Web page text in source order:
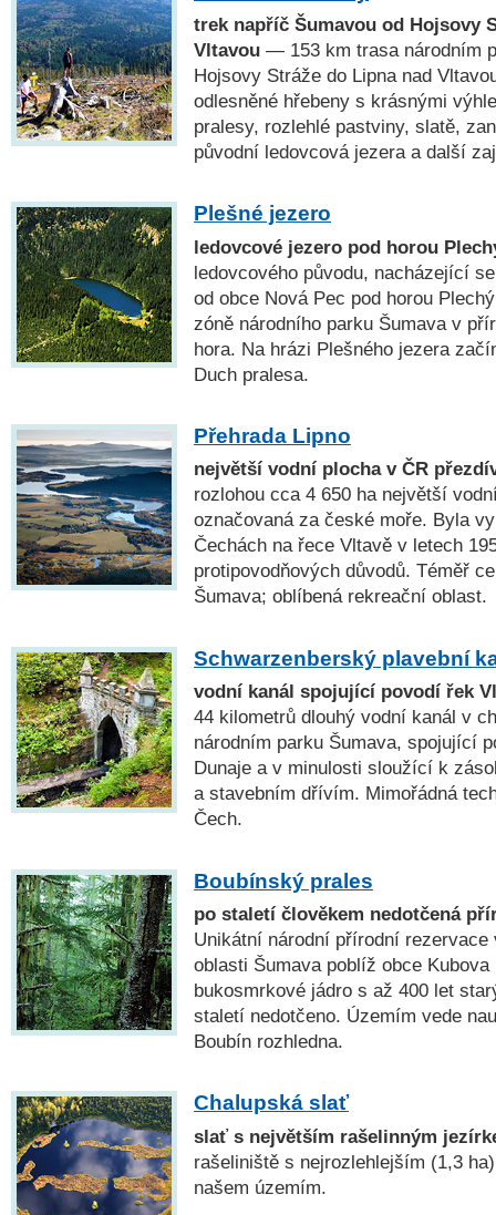
trek napříč Šumavou od Hojsovy
Vltavou — 153 km trasa národním
Hojsovy Stráže do Lipna nad
odlesněné hřebeny s krásnými
pralesy, rozlehlé pastviny, slatě,
původní ledovcová jezera a další
Plešné jezero
ledovcové jezero pod horou
ledovcového původu, nacházející
od obce Nová Pec pod horou
zóně národního parku Šumava v
hora. Na hrázi Plešného jezera
Duch pralesa.
Přehrada Lipno
největší vodní plocha v ČR
rozlohou cca 4 650 ha největší
označovaná za české moře. Byla
Čechách na řece Vltavě v letech
protipovodňových důvodů. Téměř
Šumava; oblíbená rekreační oblast.
Schwarzenberský plavební
vodní kanál spojující povodí řek
44 kilometrů dlouhý vodní kanál v
národním parku Šumava, spojující
Dunaje a v minulosti sloužící k
a stavebním dřívím. Mimořádná
Čech.
Boubínský prales
po staletí člověkem nedotčená
Unikátní národní přírodní rezervace
oblasti Šumava poblíž obce
bukosmrkové jádro s až 400 let
staletí nedotčeno. Územím vede
Boubín rozhledna.
Chalupská slať
slať s největším rašelinným
rašeliniště s nejrozlehlejším (1,3
našem územím.